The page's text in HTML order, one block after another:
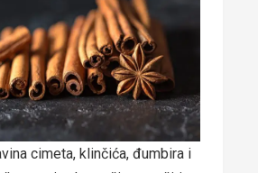
cimeta, klinčića, đumbira i